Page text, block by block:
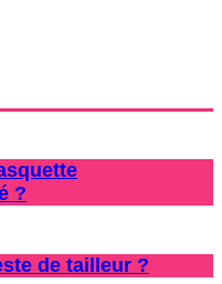
?
de tailleur ?